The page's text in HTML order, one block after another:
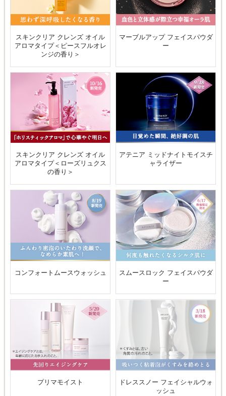
スキンクリア クレンズ オイル
アロマタイプ＜ピースフルオレ
ンジの香り＞
マーブルアップ フェイスパウダ
ー
スキンクリア クレンズ オイル
アロマタイプ＜ローズリュクス
の香り＞
アテニア ミッドナイトモイスチ
ャライザー
コンフォートムースウォッシュ
スムースロック フェイスパウダ
ー
プリマモイスト
ドレススノー フェイシャルウォ
ッシュ